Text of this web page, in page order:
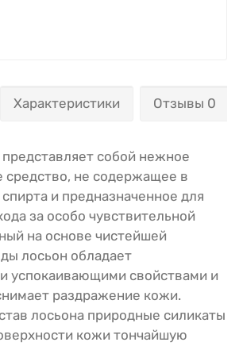
Характеристики Отзывы 0
собой нежное
средство, не содержащее в
и предназначенное для
за особо чувствительной
на основе чистейшей
лосьон обладает
успокаивающими свойствами и
раздражение кожи.
лосьона природные силикаты
кожи тончайшую